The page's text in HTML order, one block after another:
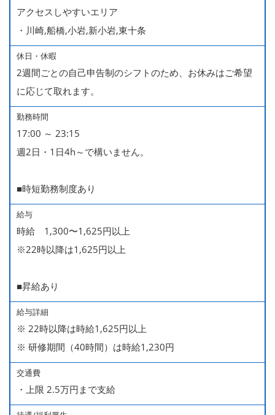
アクセスしやすいエリア
・川崎,船橋,小岩,新小岩,東十条
休日・休暇
2週間ごとの自己申告制のシフトのため、お休みはご希望
に応じて取れます。
勤務時間
17:00 ～ 23:15
週2日・1日4h～で構いません。
■時短勤務制度あり
給与
時給 1,300〜1,625円以上
※22時以降は1,625円以上
■昇給あり
給与詳細
※ 22時以降は時給1,625円以上
※ 研修期間（40時間）は時給1,230円
交通費
・上限 2.5万円まで支給